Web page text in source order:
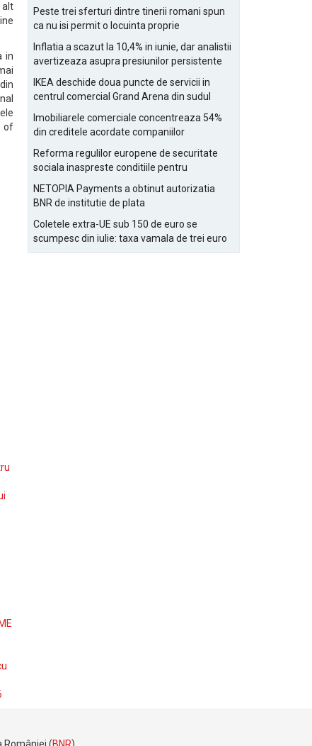
alt
in
of
Peste trei sferturi dintre tinerii romani spun
ca nu isi permit o locuinta proprie
Inflatia a scazut la 10,4% in iunie, dar analistii
avertizeaza asupra presiunilor persistente
IKEA deschide doua puncte de servicii in
centrul comercial Grand Arena din sudul
Imobiliarele comerciale concentreaza 54%
din creditele acordate companiilor
Reforma regulilor europene de securitate
sociala inaspreste conditiile pentru
NETOPIA Payments a obtinut autorizatia
BNR de institutie de plata
Coletele extra-UE sub 150 de euro se
scumpesc din iulie: taxa vamala de trei euro
pe articol, adaugata la taxa logistica